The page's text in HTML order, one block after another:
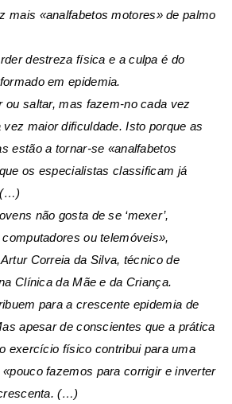
mais «analfabetos motores» de palmo
destreza física e a culpa é do
em epidemia.
ou saltar, mas fazem-no cada vez
maior dificuldade. Isto porque as
estão a tornar-se «analfabetos
os especialistas classificam já
(…)
não gosta de se ‘mexer’,
ou telemóveis»,
Correia da Silva, técnico de
Clínica da Mãe e da Criança.
para a crescente epidemia de
apesar de conscientes que a prática
exercício físico contribui para uma
fazemos para corrigir e inverter
(…)